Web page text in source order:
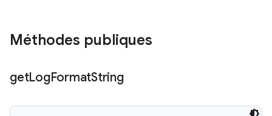
Méthodes publiques
getLogFormatString